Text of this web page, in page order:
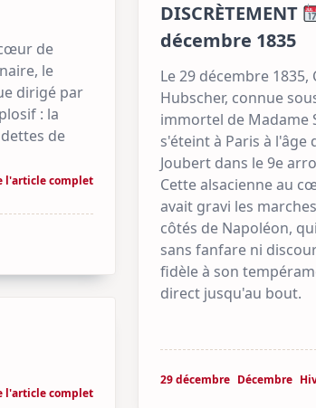
de
le
dirigé par
: la
de
l'article complet
DISCRÈTEMENT
décembre 1835
Le 29 décembre 1835,
Hubscher, connue
immortel de Madame
s'éteint à Paris à l'âge
Joubert dans le 9e
Cette alsacienne au
avait gravi les
côtés de Napoléon,
sans fanfare ni
fidèle à son
direct jusqu'au bout.
29 décembre Décembre
l'article complet